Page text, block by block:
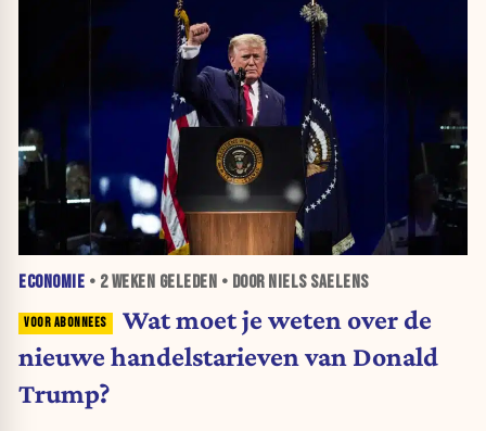
ECONOMIE • 2 WEKEN GELEDEN • DOOR NIELS SAELENS
Wat moet je weten over de
nieuwe handelstarieven van Donald
Trump?